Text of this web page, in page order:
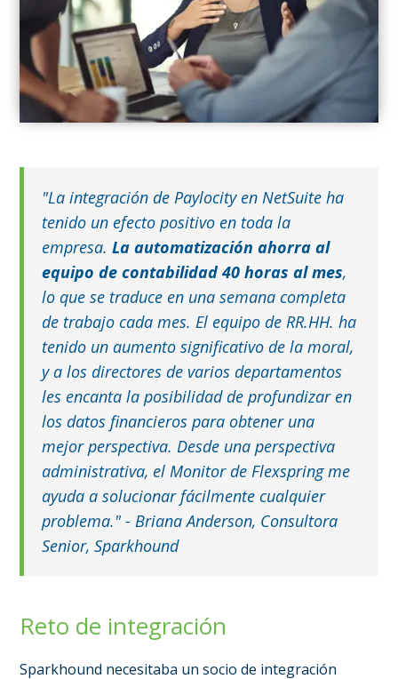
"La integración de Paylocity en NetSuite ha
tenido un efecto positivo en toda la
empresa.La automatización ahorra al
equipo de contabilidad 40 horas al mes,
lo que se traduce en una semana completa
de trabajo cada mes. El equipo de RR.HH. ha
tenido un aumento significativo de la moral,
y a los directores de varios departamentos
les encanta la posibilidad de profundizar en
los datos financieros para obtener una
mejor perspectiva. Desde una perspectiva
administrativa, el Monitor de Flexspring me
ayuda a solucionar fácilmente cualquier
problema." - Briana Anderson, Consultora
Senior, Sparkhound
Reto de integración
Sparkhound necesitaba un socio de integración